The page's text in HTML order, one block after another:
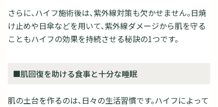
さらに、ハイフ施術後は、紫外線対策も欠かせません。日焼
け止めや日傘などを用いて、紫外線ダメージから肌を守る
こともハイフの効果を持続させる秘訣の1つです。
■肌回復を助ける食事と十分な睡眠
肌の土台を作るのは、日々の生活習慣です。ハイフによって